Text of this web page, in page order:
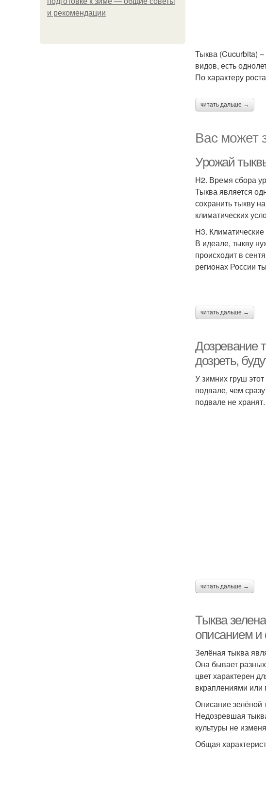
и рекомендации
Тыква (Cucurbita)
видов, есть
По характеру
читать дальше →
Вас может
Урожай
H2. Время сбора
Тыква является
сохранить тыкву
климатических
H3.
В идеале, тыкву
происходит в
регионах России
читать дальше →
Дозревание
дозреть,
У зимних груш
подвале, чем
подвале не хранят.
читать дальше →
Тыква
описанием и
Зелёная тыква
Она бывает
цвет характерен
вкраплениями или
Описание зелёной
Недозревшая
культуры не
Общая